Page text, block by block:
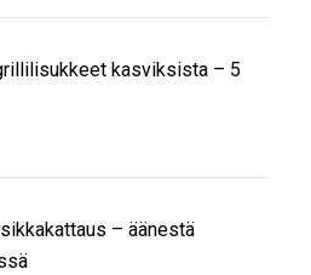
kasviksista – 5
– äänestä